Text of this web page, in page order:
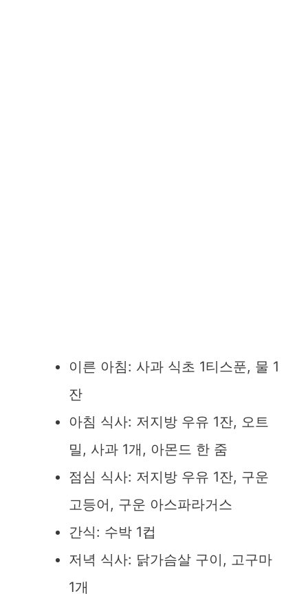
이른 아침: 사과 식초 1티스푼, 물 1
잔
아침 식사: 저지방 우유 1잔, 오트
밀, 사과 1개, 아몬드 한 줌
점심 식사: 저지방 우유 1잔, 구운
고등어, 구운 아스파라거스
간식: 수박 1컵
저녁 식사: 닭가슴살 구이, 고구마
1개